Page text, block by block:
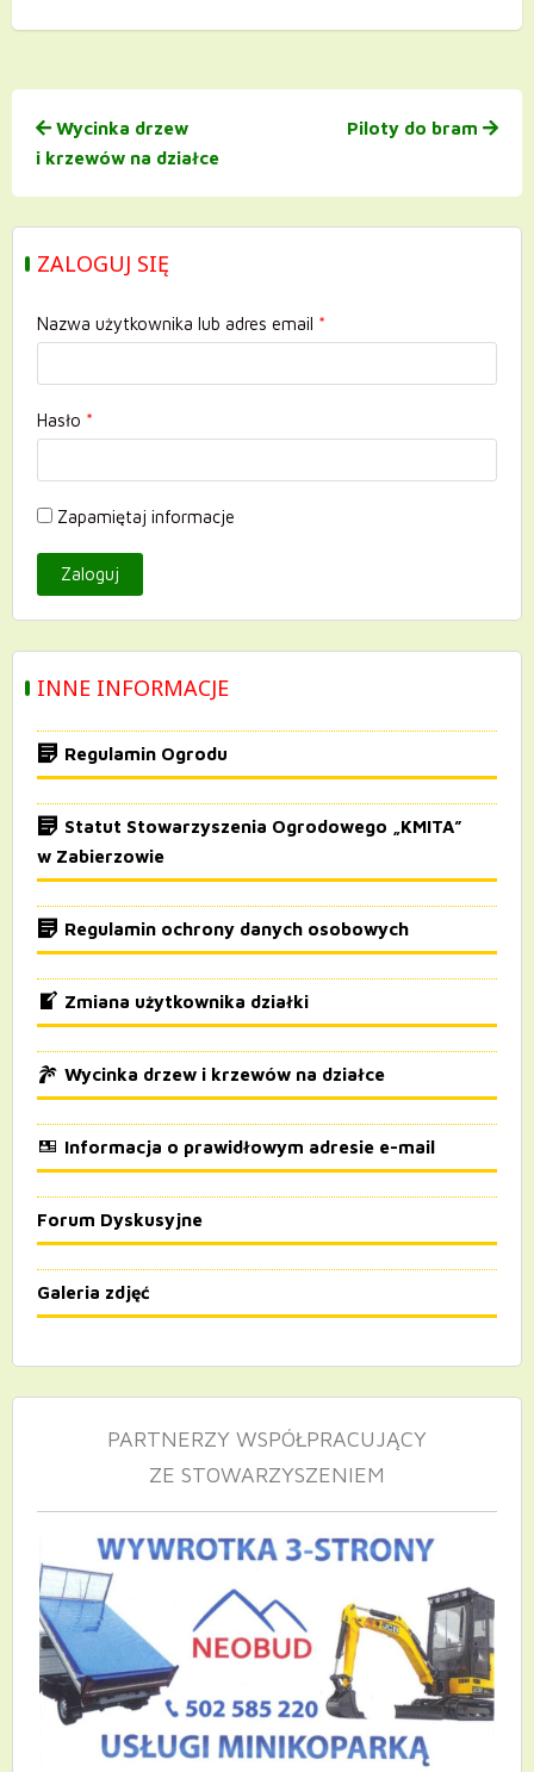
Nawigacja
wpisu
Wycinka drzew
i krzewów na działce
Piloty do bram
ZALOGUJ SIĘ
Nazwa użytkownika lub adres email *
Hasło *
Zapamiętaj informacje
INNE INFORMACJE
Regulamin Ogrodu
Statut Stowarzyszenia Ogrodowego „KMITA”
w Zabierzowie
Regulamin ochrony danych osobowych
Zmiana użytkownika działki
Wycinka drzew i krzewów na działce
Informacja o prawidłowym adresie e-mail
Forum Dyskusyjne
Galeria zdjęć
PARTNERZY WSPÓŁPRACUJĄCY
ZE STOWARZYSZENIEM